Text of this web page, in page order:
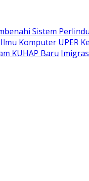
Sistem
Komputer UPER
KUHAP Baru